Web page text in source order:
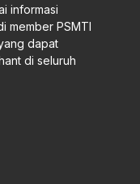
informasi
member PSMTI
dapat
di seluruh